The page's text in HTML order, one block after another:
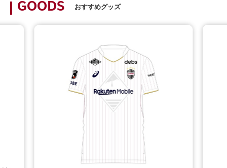
GOODS おすすめグッズ